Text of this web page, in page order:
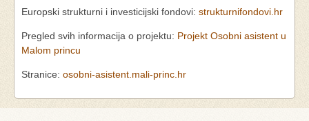
Europski strukturni i investicijski fondovi: strukturnifondovi.hr
Pregled svih informacija o projektu: Projekt Osobni asistent u
Malom princu
Stranice: osobni-asistent.mali-princ.hr